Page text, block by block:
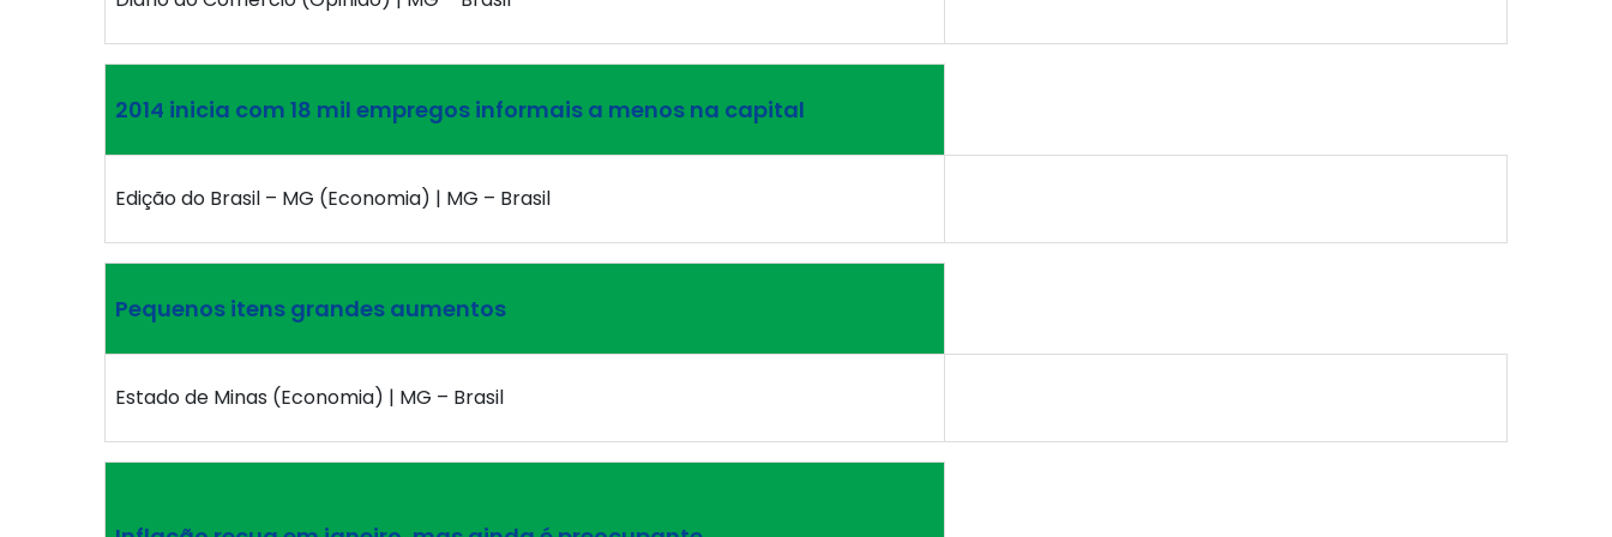
2014 inicia com 18 mil empregos informais a menos na capital
Edição do Brasil – MG (Economia) | MG – Brasil
Pequenos itens grandes aumentos
Estado de Minas (Economia) | MG – Brasil